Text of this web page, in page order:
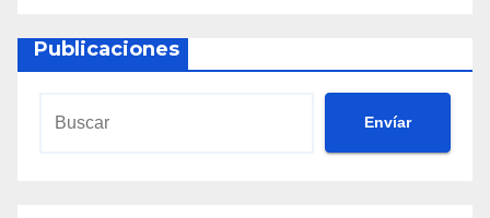
Publicaciones
Envíar